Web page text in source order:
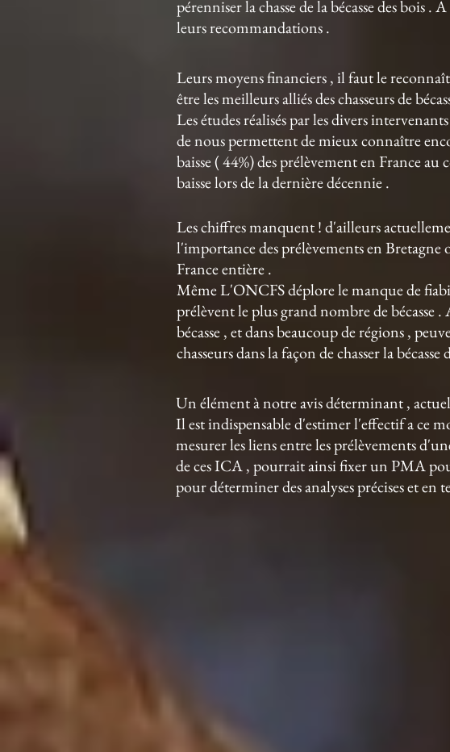
pérenniser la chasse de la bécasse des
leurs recommandations .
Leurs moyens financiers , il faut le
être les meilleurs alliés des chasseurs de
Les études réalisés par les divers
de nous permettent de mieux connaître
baisse ( 44%) des prélèvement en France
baisse lors de la dernière décennie .
Les chiffres manquent ! d'ailleurs
l'importance des prélèvements en
France entière .
Même L'ONCFS déplore le manque de
prélèvent le plus grand nombre de bécasse
bécasse , et dans beaucoup de régions ,
chasseurs dans la façon de chasser la bécasse
Un élément à notre avis déterminant ,
Il est indispensable d'estimer l'effectif a ce
mesurer les liens entre les prélèvements
de ces ICA , pourrait ainsi fixer un PMA
pour déterminer des analyses précises et en